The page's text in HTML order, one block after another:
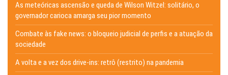
As meteóricas ascensão e queda de Wilson Witzel: solitário, o
governador carioca amarga seu pior momento
Combate às fake news: o bloqueio judicial de perfis e a atuação da
sociedade
A volta e a vez dos drive-ins: retrô (restrito) na pandemia